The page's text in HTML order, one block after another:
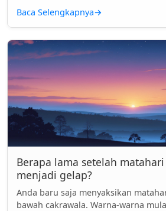
Baca Selengkapnya→
Berapa lama setelah
menjadi gelap?
Anda baru saja menyaksikan
bawah cakrawala. Warna-warna